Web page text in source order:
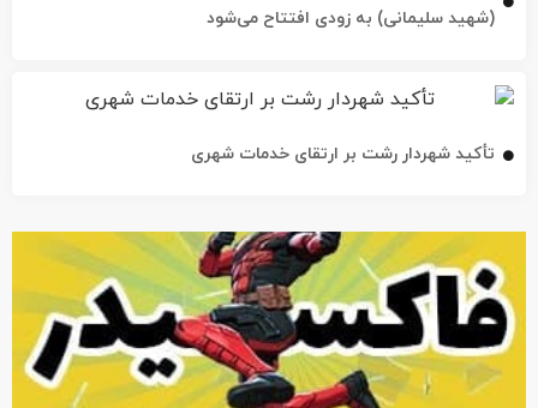
(شهید سلیمانی) به زودی افتتاح می‌شود
تأکید شهردار رشت بر ارتقای خدمات شهری